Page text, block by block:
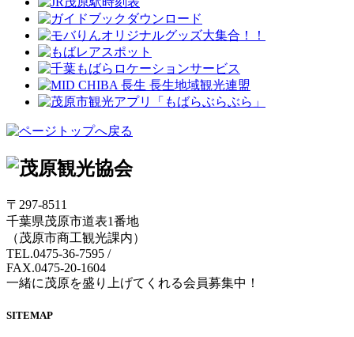
〒297-8511
千葉県茂原市道表1番地
（茂原市商工観光課内）
TEL.0475-36-7595 /
FAX.0475-20-1604
一緒に茂原を盛り上げてくれる会員募集中！
SITEMAP